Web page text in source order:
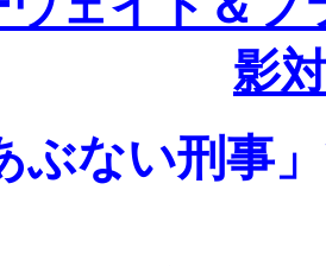
影
ぶない刑事